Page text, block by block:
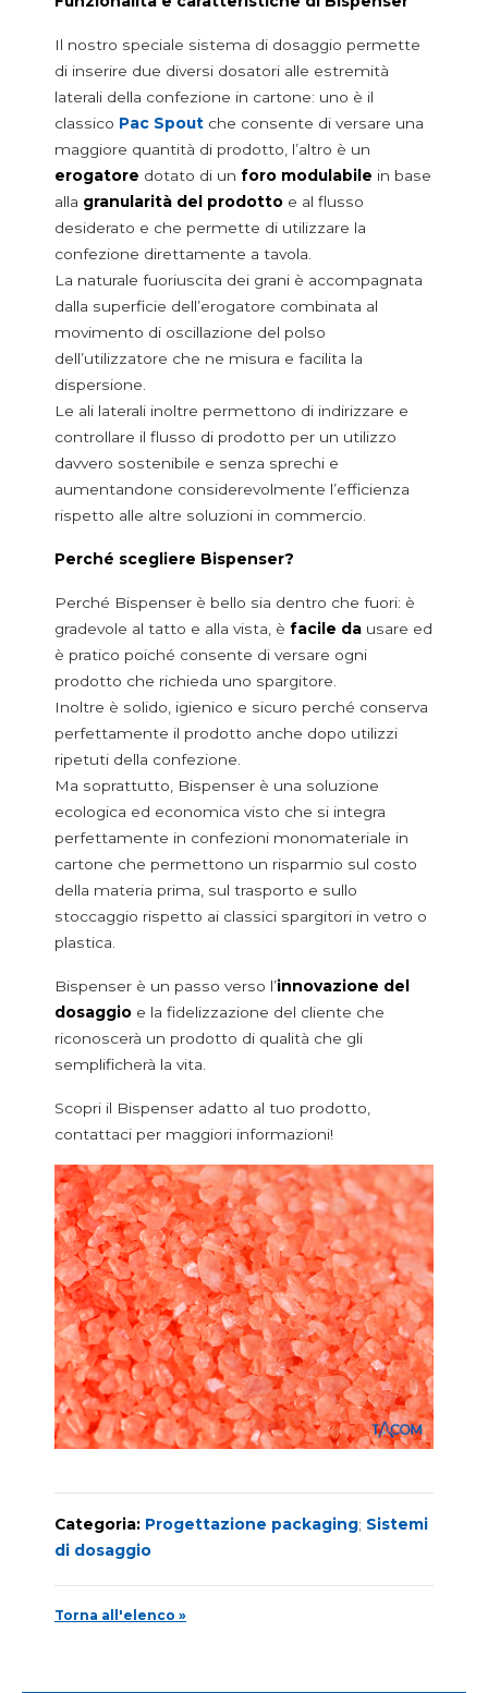
Carton Feeder
Linee di confezionamento usate
Macchine inseritrici di erogatori
Ottimizzazione linee di imballaggio
Il nostro speciale sistema di dosaggio permette
di inserire due diversi dosatori alle estremità
laterali della confezione in cartone: uno è il
classico Pac Spout che consente di versare una
maggiore quantità di prodotto, l’altro è un
erogatore dotato di un foro modulabile in base
alla granularità del prodotto e al flusso
desiderato e che permette di utilizzare la
confezione direttamente a tavola.
La naturale fuoriuscita dei grani è accompagnata
dalla superficie dell’erogatore combinata al
movimento di oscillazione del polso
dell’utilizzatore che ne misura e facilita la
dispersione.
Le ali laterali inoltre permettono di indirizzare e
controllare il flusso di prodotto per un utilizzo
davvero sostenibile e senza sprechi e
aumentandone considerevolmente l’efficienza
rispetto alle altre soluzioni in commercio.
Perché scegliere Bispenser?
Perché Bispenser è bello sia dentro che fuori: è
gradevole al tatto e alla vista, è facile da usare ed
è pratico poiché consente di versare ogni
prodotto che richieda uno spargitore.
Inoltre è solido, igienico e sicuro perché conserva
perfettamente il prodotto anche dopo utilizzi
ripetuti della confezione.
Ma soprattutto, Bispenser è una soluzione
ecologica ed economica visto che si integra
perfettamente in confezioni monomateriale in
cartone che permettono un risparmio sul costo
della materia prima, sul trasporto e sullo
stoccaggio rispetto ai classici spargitori in vetro o
plastica.
Bispenser è un passo verso l’innovazione del
dosaggio e la fidelizzazione del cliente che
riconoscerà un prodotto di qualità che gli
semplificherà la vita.
Scopri il Bispenser adatto al tuo prodotto,
contattaci per maggiori informazioni!
Categoria: Progettazione packaging; Sistemi
di dosaggio
Torna all'elenco »